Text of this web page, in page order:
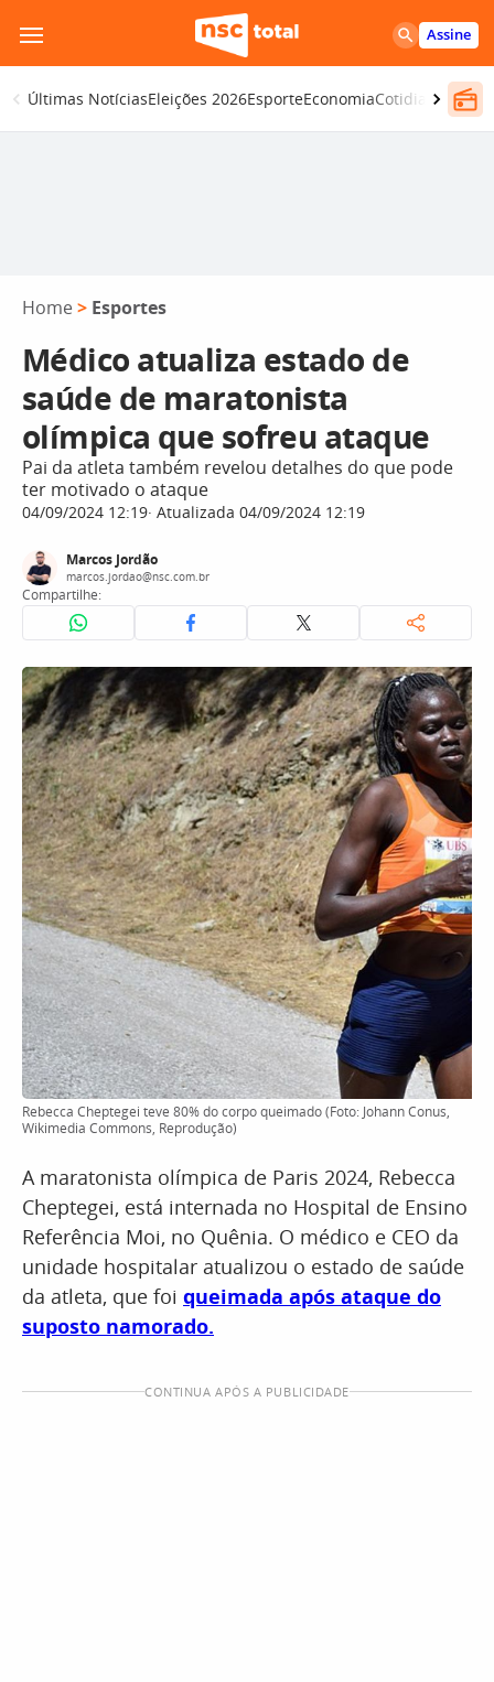
para
o
conteúdo
Assine
Últimas NotíciasEleições 2026EsporteEconomiaCotidiano
Home > Esportes
Médico atualiza estado de
saúde de maratonista
olímpica que sofreu ataque
Pai da atleta também revelou detalhes do que pode
ter motivado o ataque
04/09/2024 12:19 Atualizada 04/09/2024 12:19
Marcos Jordão
marcos.jordao@nsc.com.br
Compartilhe:
Rebecca Cheptegei teve 80% do corpo queimado (Foto: Johann Conus,
Wikimedia Commons, Reprodução)
A maratonista olímpica de Paris 2024, Rebecca
Cheptegei, está internada no Hospital de Ensino
Referência Moi, no Quênia. O médico e CEO da
unidade hospitalar atualizou o estado de saúde
da atleta, que foi queimada após ataque do
suposto namorado.
CONTINUA APÓS A PUBLICIDADE